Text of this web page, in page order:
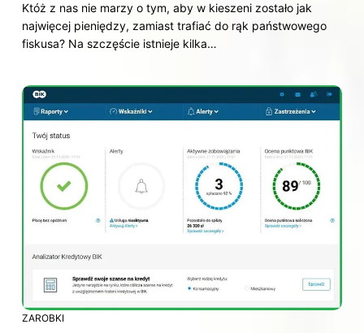
Któż z nas nie marzy o tym, aby w kieszeni zostało jak
najwięcej pieniędzy, zamiast trafiać do rąk państwowego
fiskusa? Na szczęście istnieje kilka…
ZAROBKI